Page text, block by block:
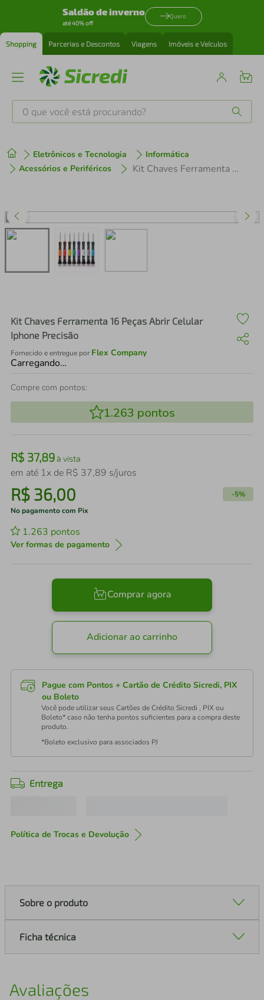
Saldão de inverno
até 40% off
Quero
Shopping Parcerias e Descontos Viagens Imóveis e Veículos
O que você está procurando?
Eletrônicos e Tecnologia
Informática
Acessórios e Periféricos
Kit Chaves Ferramenta 16 Peças Abrir Celular Iphone Precisão
Kit Chaves Ferramenta 16 Peças Abrir Celular
Iphone Precisão
Fornecido e entregue por Flex Company
Carregando…
Compre com pontos:
1.263 pontos
R$ 37,89à vista
em até 1x de R$ 37,89 s/juros
R$ 36,00 -5%
No pagamento com Pix
1.263 pontos
Ver formas de pagamento
Comprar agora
Adicionar ao carrinho
Pague com Pontos + Cartão de Crédito Sicredi, PIX
ou Boleto
Você pode utilizar seus Cartões de Crédito Sicredi , PIX ou
Boleto* caso não tenha pontos suficientes para a compra deste
produto.
*Boleto exclusivo para associados PJ
Entrega
Política de Trocas e Devolução
Sobre o produto
Ficha técnica
Avaliações
1º tenis
3º perfume
air fryer